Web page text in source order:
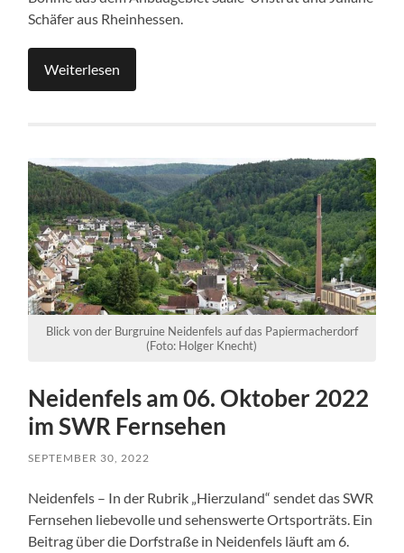
Schäfer aus Rheinhessen.
Weiterlesen
Blick von der Burgruine Neidenfels auf das Papiermacherdorf
(Foto: Holger Knecht)
Neidenfels am 06. Oktober 2022
im SWR Fernsehen
SEPTEMBER 30, 2022
Neidenfels – In der Rubrik „Hierzuland“ sendet das SWR
Fernsehen liebevolle und sehenswerte Ortsporträts. Ein
Beitrag über die Dorfstraße in Neidenfels läuft am 6.